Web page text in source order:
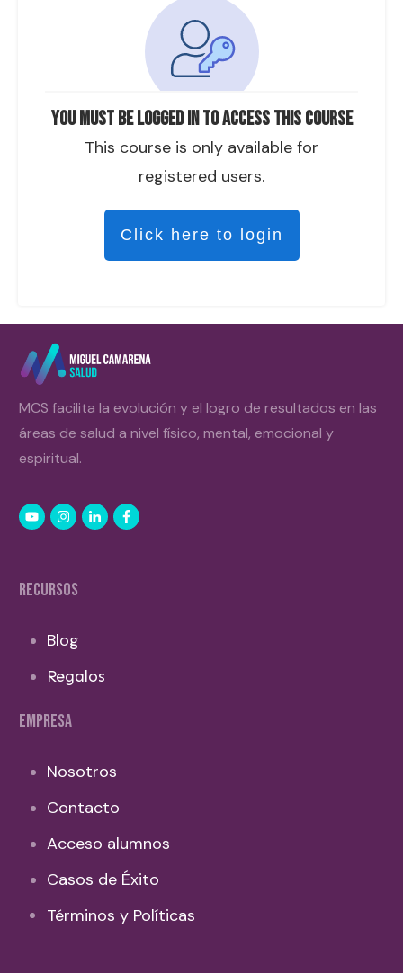
You must be logged in to access this course
This course is only available for
registered users.
Click here to login
MCS facilita la evolución y el logro de resultados en las
áreas de salud a nivel físico, mental, emocional y
espiritual.
RECURSOS
Blog
Regalos
EMPRESA
Nosotros
Contacto
Acceso alumnos
Casos de Éxito
Términos y Políticas